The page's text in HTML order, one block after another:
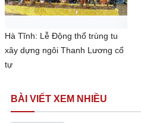
Hà Tĩnh: Lễ Động thổ trùng tu
xây dựng ngôi Thanh Lương cổ
tự
BÀI VIẾT XEM NHIỀU